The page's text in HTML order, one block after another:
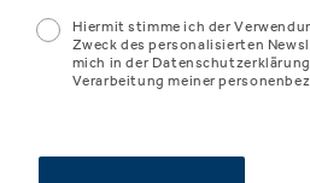
Hiermit stimme ich der
Zweck des personalisierten
mich in der
Verarbeitung meiner